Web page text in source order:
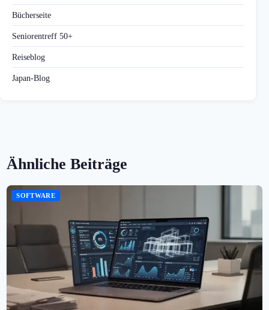
Bücherseite
Seniorentreff 50+
Reiseblog
Japan-Blog
Ähnliche Beiträge
SOFTWARE